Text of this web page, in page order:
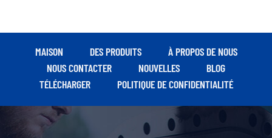
MAISON DES PRODUITS
À PROPOS DE NOUS
NOUS CONTACTER
NOUVELLES
BLOG
TÉLÉCHARGER
POLITIQUE DE CONFIDENTIALITÉ